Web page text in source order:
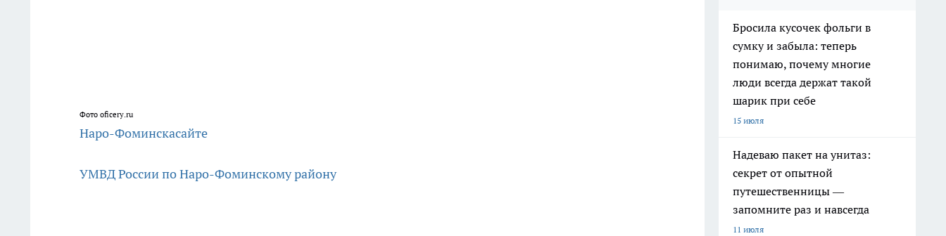
Фото oficery.ru
Наро-Фоминскасайте
УМВД России по Наро-Фоминскому району
Бросила кусочек фольги в
сумку и забыла: теперь
понимаю, почему многие
люди всегда держат такой
шарик при себе
15 июля
Надеваю пакет на унитаз:
секрет от опытной
путешественницы —
запомните раз и навсегда
11 июля